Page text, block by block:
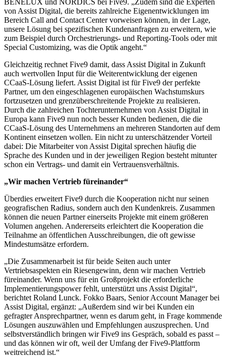
von Assist Digital, die bereits zahlreiche Eigenentwicklungen im
Bereich Call and Contact Center vorweisen können, in der Lage,
unsere Lösung bei spezifischen Kundenanfragen zu erweitern, wie
zum Beispiel durch Orchestrierungs- und Reporting-Tools oder mit
Special Customizing, was die Optik angeht.“
Gleichzeitig rechnet Five9 damit, dass Assist Digital in Zukunft
auch wertvollen Input für die Weiterentwicklung der eigenen
CCaaS-Lösung liefert. Assist Digital ist für Five9 der perfekte
Partner, um den eingeschlagenen europäischen Wachstumskurs
fortzusetzen und grenzüberschreitende Projekte zu realisieren.
Durch die zahlreichen Tochterunternehmen von Assist Digital in
Europa kann Five9 nun noch besser Kunden bedienen, die die
CCaaS-Lösung des Unternehmens an mehreren Standorten auf dem
Kontinent einsetzen wollen. Ein nicht zu unterschätzender Vorteil
dabei: Die Mitarbeiter von Assist Digital sprechen häufig die
Sprache des Kunden und in der jeweiligen Region besteht mitunter
schon ein Vertrags- und damit ein Vertrauensverhältnis.
„Wir machen Vertrieb füreinander“
Überdies erweitert Five9 durch die Kooperation nicht nur seinen
geografischen Radius, sondern auch den Kundenkreis. Zusammen
können die neuen Partner einerseits Projekte mit einem größeren
Volumen angehen. Andererseits erleichtert die Kooperation die
Teilnahme an öffentlichen Ausschreibungen, die oft gewisse
Mindestumsätze erfordern.
„Die Zusammenarbeit ist für beide Seiten auch unter
Vertriebsaspekten ein Riesengewinn, denn wir machen Vertrieb
füreinander. Wenn uns für ein Großprojekt die erforderliche
Implementierungspower fehlt, unterstützt uns Assist Digital“,
berichtet Roland Lunck. Fokko Baars, Senior Account Manager bei
Assist Digital, ergänzt: „Außerdem sind wir bei Kunden ein
gefragter Ansprechpartner, wenn es darum geht, in Frage kommende
Lösungen auszuwählen und Empfehlungen auszusprechen. Und
selbstverständlich bringen wir Five9 ins Gespräch, sobald es passt –
und das können wir oft, weil der Umfang der Five9-Plattform
weitreichend ist.“